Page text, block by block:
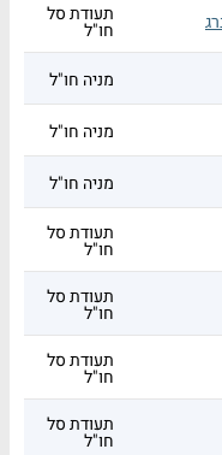
תעודת סל
חו"ל
מניה חו"ל
מניה חו"ל
מניה חו"ל
תעודת סל
חו"ל
תעודת סל
חו"ל
תעודת סל
חו"ל
תעודת סל
חו"ל